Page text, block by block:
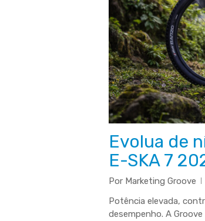
Evolua de
E-SKA 7
Por Marketing Groove
Potência elevada,
desempenho. A